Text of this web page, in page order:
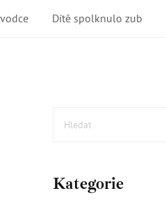
Dítě spolknulo zub
Kategorie